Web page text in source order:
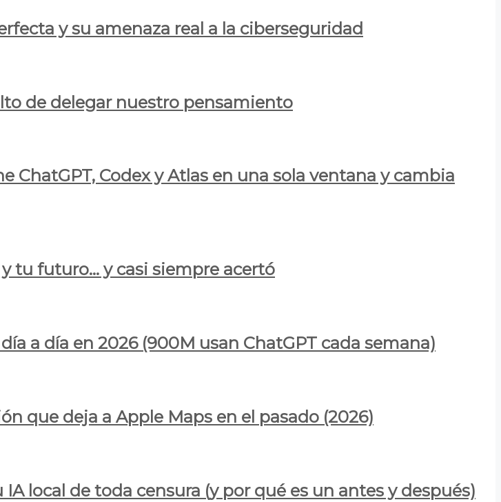
y su amenaza real a la ciberseguridad
de delegar nuestro pensamiento
ChatGPT, Codex y Atlas en una sola ventana y cambia
tu futuro… y casi siempre acertó
a día en 2026 (900M usan ChatGPT cada semana)
que deja a Apple Maps en el pasado (2026)
local de toda censura (y por qué es un antes y después)